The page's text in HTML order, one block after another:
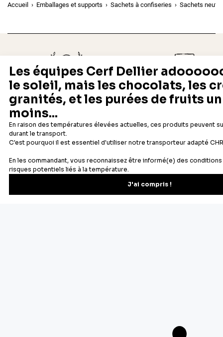
Accueil Emballages et supports Sachets à confiseries Sachets
Depuis 1932
Fabricant français reconnu
Livraison rapide 24/48h
Offerte dès 69 € en point
Newsletter
Recevez les recettes, astuces et offres spéciales.